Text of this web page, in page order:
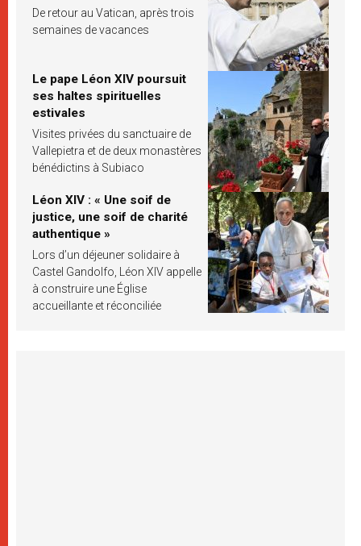
De retour au Vatican, après trois
semaines de vacances
Le pape Léon XIV poursuit
ses haltes spirituelles
estivales
Visites privées du sanctuaire de
Vallepietra et de deux monastères
bénédictins à Subiaco
Léon XIV : « Une soif de
justice, une soif de charité
authentique »
Lors d’un déjeuner solidaire à
Castel Gandolfo, Léon XIV appelle
à construire une Église
accueillante et réconciliée